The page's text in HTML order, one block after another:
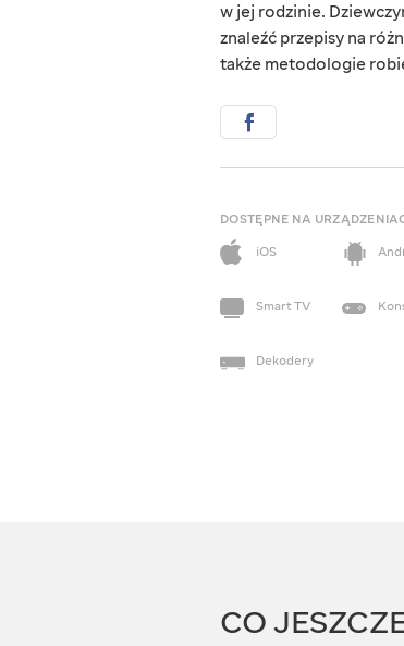
w jej rodzinie.
znaleźć przepisy na
także metodologie
DOSTĘPNE NA
iOS
Smart TV
Dekodery
CO